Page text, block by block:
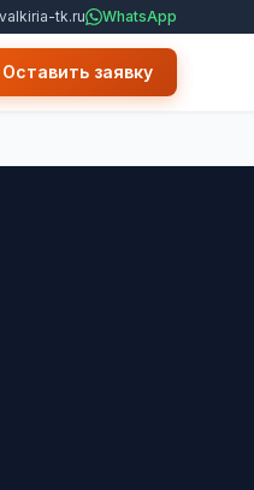
tk.ru WhatsApp
Оставить заявку